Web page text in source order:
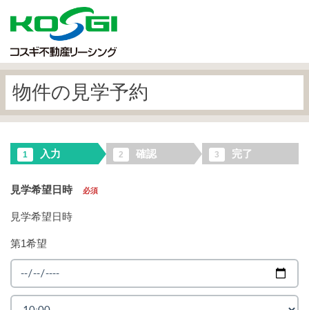
物件の見学予約
1 入力 2 確認 3 完了
見学希望日時 必須
見学希望日時
第1希望